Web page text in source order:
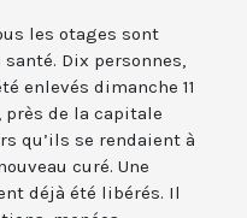
les otages sont
Dix personnes,
enlevés dimanche 11
près de la capitale
qu’ils se rendaient à
curé. Une
déjà été libérés. Il